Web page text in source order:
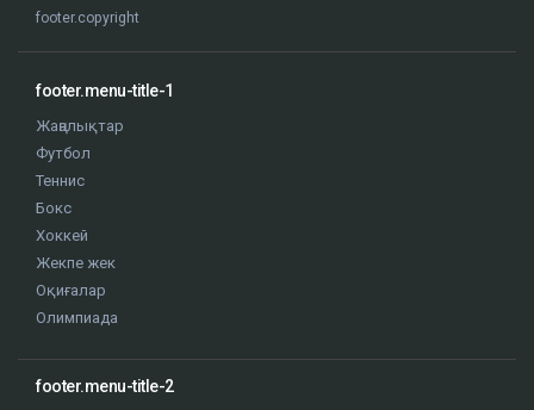
footer.copyright
footer.menu-title-1
Жаңалықтар
Футбол
Теннис
Бокс
Хоккей
Жекпе жек
Оқиғалар
Олимпиада
footer.menu-title-2